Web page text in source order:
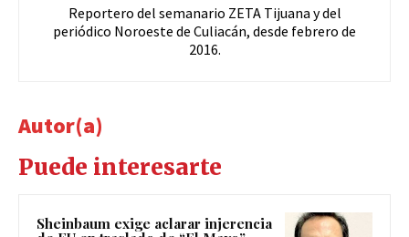
Reportero del semanario ZETA Tijuana y del
periódico Noroeste de Culiacán, desde febrero de
2016.
Autor(a)
Puede interesarte
Sheinbaum exige aclarar injerencia